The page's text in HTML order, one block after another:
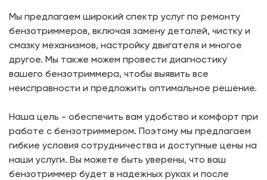
Мы предлагаем широкий спектр услуг по ремонту
бензотриммеров, включая замену деталей, чистку и
смазку механизмов, настройку двигателя и многое
другое. Мы также можем провести диагностику
вашего бензотриммера, чтобы выявить все
неисправности и предложить оптимальное решение.
Наша цель - обеспечить вам удобство и комфорт при
работе с бензотриммером. Поэтому мы предлагаем
гибкие условия сотрудничества и доступные цены на
наши услуги. Вы можете быть уверены, что ваш
бензотриммер будет в надежных руках и после